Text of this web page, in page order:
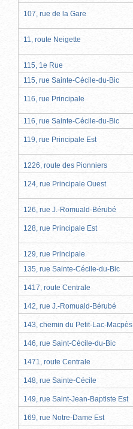
107, rue de la Gare
11, route Neigette
115, 1e Rue
115, rue Sainte-Cécile-du-Bic
116, rue Principale
116, rue Sainte-Cécile-du-Bic
119, rue Principale Est
1226, route des Pionniers
124, rue Principale Ouest
126, rue J.-Romuald-Bérubé
128, rue Principale Est
129, rue Principale
135, rue Sainte-Cécile-du-Bic
1417, route Centrale
142, rue J.-Romuald-Bérubé
143, chemin du Petit-Lac-Macpès
146, rue Saint-Cécile-du-Bic
1471, route Centrale
148, rue Sainte-Cécile
149, rue Saint-Jean-Baptiste Est
169, rue Notre-Dame Est